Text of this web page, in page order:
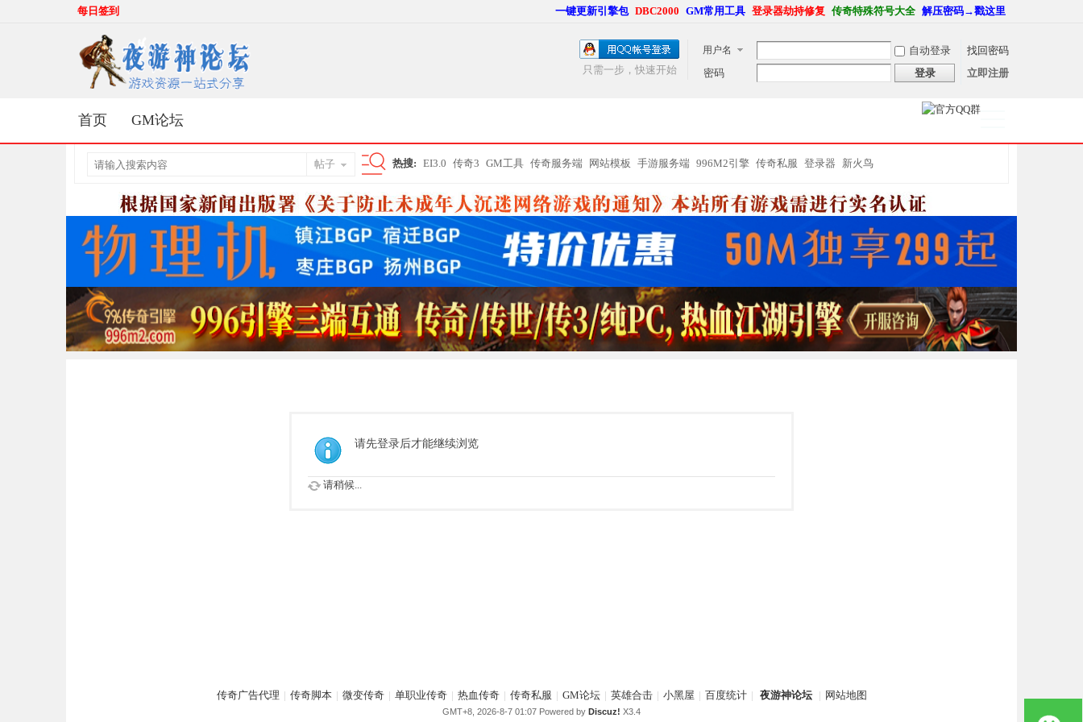
每日签到 一键更新引擎包 DBC2000 GM常用工具 登录器劫持修复 传奇特殊符号大全 解压密码→戳这里
用户名 自动登录
找回密码
密码
登录 立即注册
只需一步，快速开始
首页 GM论坛
帖子
索
热搜: EI3.0 传奇3 GM工具 传奇服务端 网站模板 手游服务端 996M2引擎 传奇私服 登录器 新火鸟
请先登录后才能继续浏览
请稍候...
传奇广告代理 | 传奇脚本 | 微变传奇 | 单职业传奇 | 热血传奇 | 传奇私服 | GM论坛 | 英雄合击 | 小黑屋 | 百度统计 | 夜游神论坛 | 网站地图
GMT+8, 2026-8-7 01:07 Powered by Discuz! X3.4